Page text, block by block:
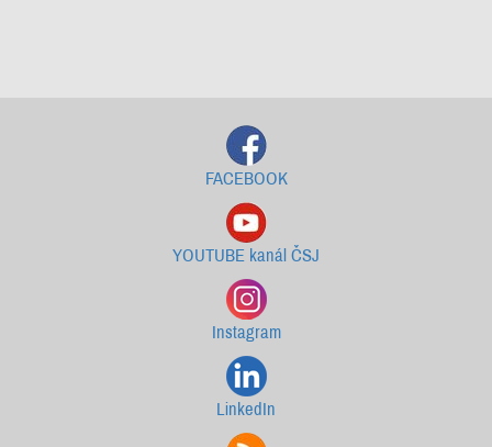
FACEBOOK
YOUTUBE kanál ČSJ
Instagram
LinkedIn